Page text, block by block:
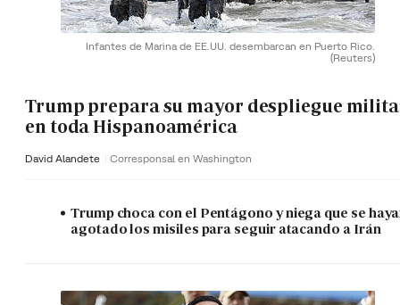
Infantes de Marina de EE.UU. desembarcan en Puerto Rico.
(Reuters)
Trump prepara su mayor despliegue
en toda Hispanoamérica
David Alandete Corresponsal en Washington
Trump choca con el Pentágono y niega que se
agotado los misiles para seguir atacando a Irán